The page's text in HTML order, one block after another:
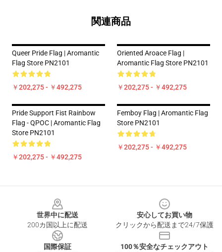
関連商品
Queer Pride Flag | Aromantic
Flag Store PN2101
￥202,275 - ￥492,275
Oriented Aroace Flag |
Aromantic Flag Store PN2101
￥202,275 - ￥492,275
Pride Support Fist Rainbow
Flag - QPOC | Aromantic Flag
Store PN2101
￥202,275 - ￥492,275
Femboy Flag | Aromantic Flag
Store PN2101
￥202,275 - ￥492,275
世界中に配送
200カ国以上に配送
安心してお買い物
クリックから配送まで24/7保護
国際保証
100％安全なチェックアウト